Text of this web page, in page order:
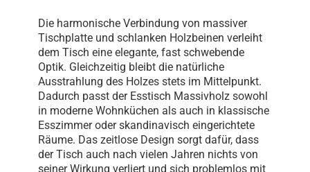
Die harmonische Verbindung von massiver
Tischplatte und schlanken Holzbeinen verleiht
dem Tisch eine elegante, fast schwebende
Optik. Gleichzeitig bleibt die natürliche
Ausstrahlung des Holzes stets im Mittelpunkt.
Dadurch passt der Esstisch Massivholz sowohl
in moderne Wohnküchen als auch in klassische
Esszimmer oder skandinavisch eingerichtete
Räume. Das zeitlose Design sorgt dafür, dass
der Tisch auch nach vielen Jahren nichts von
seiner Wirkung verliert und sich problemlos mit